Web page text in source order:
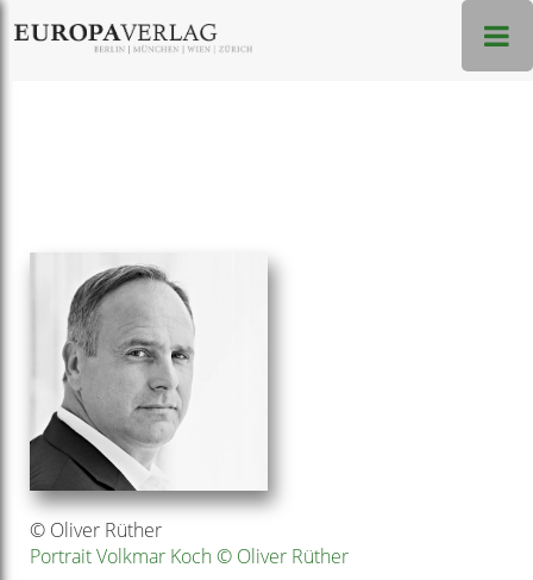
© Oliver Rüther
Portrait Volkmar Koch © Oliver Rüther